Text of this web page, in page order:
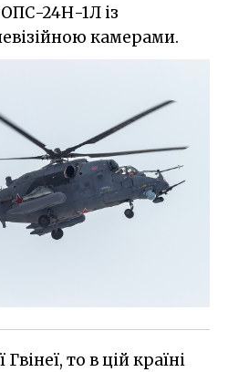
24Н-1Л із
камерами.
то в цій країні